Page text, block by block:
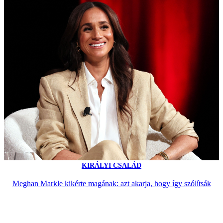
KIRÁLYI CSALÁD
Meghan Markle kikérte magának: azt akarja, hogy így szólítsák